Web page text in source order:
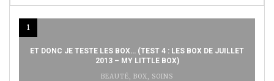
1
ET DONC JE TESTE LES BOX… (TEST 4 : LES BOX DE JUILLET
2013 – MY LITTLE BOX)
BEAUTÉ, BOX, SOINS